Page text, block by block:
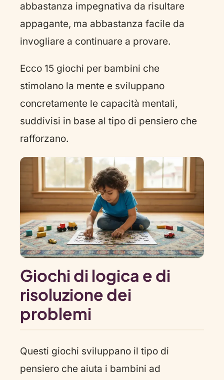
abbastanza impegnativa da risultare
appagante, ma abbastanza facile da
invogliare a continuare a provare.
Ecco 15 giochi per bambini che
stimolano la mente e sviluppano
concretamente le capacità mentali,
suddivisi in base al tipo di pensiero che
rafforzano.
Giochi di logica e di
risoluzione dei
problemi
Questi giochi sviluppano il tipo di
pensiero che aiuta i bambini ad